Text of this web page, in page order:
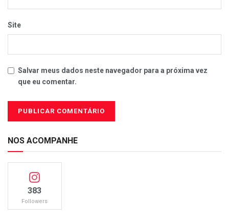
Site
Salvar meus dados neste navegador para a próxima vez
que eu comentar.
NOS ACOMPANHE
383
Followers